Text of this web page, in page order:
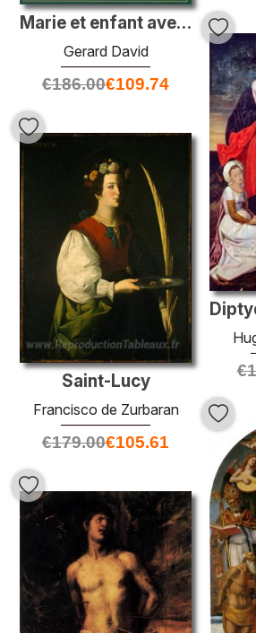
Marie et enfant avec deux anges faisant de la musique
Gerard David
€186.00€109.74
€
Saint-Lucy
Francisco de Zurbaran
€179.00€105.61